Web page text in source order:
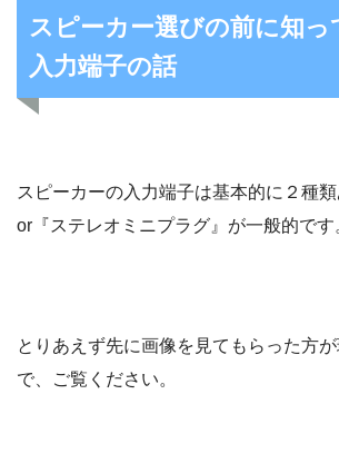
スピーカー選びの前に知っ
入力端子の話
スピーカーの入力端子は基本的に２種類
or『ステレオミニプラグ』が一般的です
とりあえず先に画像を見てもらった方
で、ご覧ください。